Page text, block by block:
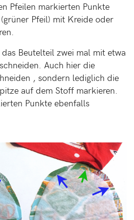
Pfeilen markierten Punkte
Pfeil) mit Kreide oder
Beutelteil zwei mal mit etwa
Auch hier die
, sondern lediglich die
auf dem Stoff markieren.
Punkte ebenfalls